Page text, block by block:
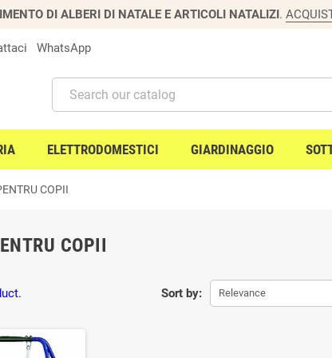
DI ALBERI DI NATALE E ARTICOLI NATALIZI.
WhatsApp
ELETTRODOMESTICI GIARDINAGGIO
COPII
COPII
Sort by: Relevance